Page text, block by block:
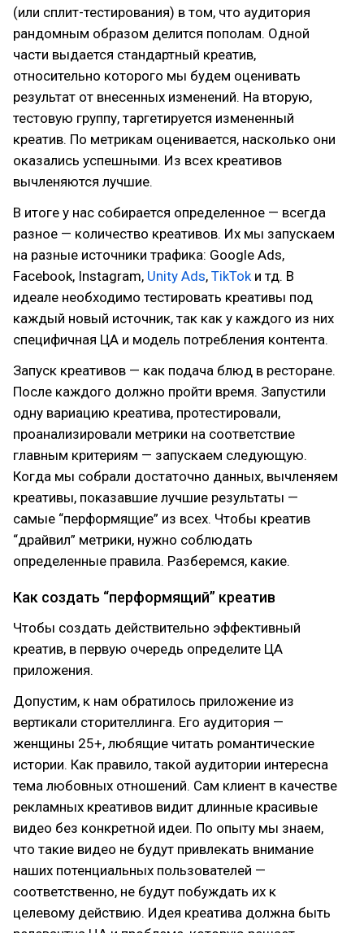
(или сплит-тестирования) в том, что аудитория
рандомным образом делится пополам. Одной
части выдается стандартный креатив,
относительно которого мы будем оценивать
результат от внесенных изменений. На вторую,
тестовую группу, таргетируется измененный
креатив. По метрикам оценивается, насколько они
оказались успешными. Из всех креативов
вычленяются лучшие.
В итоге у нас собирается определенное — всегда
разное — количество креативов. Их мы запускаем
на разные источники трафика: Google Ads,
Facebook, Instagram, Unity Ads, TikTokи тд. В
идеале необходимо тестировать креативы под
каждый новый источник, так как у каждого из них
специфичная ЦА и модель потребления контента.
Запуск креативов — как подача блюд в ресторане.
После каждого должно пройти время. Запустили
одну вариацию креатива, протестировали,
проанализировали метрики на соответствие
главным критериям — запускаем следующую.
Когда мы собрали достаточно данных, вычленяем
креативы, показавшие лучшие результаты —
самые “перформящие” из всех. Чтобы креатив
“драйвил” метрики, нужно соблюдать
определенные правила. Разберемся, какие.
Как создать “перформящий” креатив
Чтобы создать действительно эффективный
креатив, в первую очередь определите ЦА
приложения.
Допустим, к нам обратилось приложение из
вертикали сторителлинга. Его аудитория —
женщины 25+, любящие читать романтические
истории. Как правило, такой аудитории интересна
тема любовных отношений. Сам клиент в качестве
рекламных креативов видит длинные красивые
видео без конкретной идеи. По опыту мы знаем,
что такие видео не будут привлекать внимание
наших потенциальных пользователей —
соответственно, не будут побуждать их к
целевому действию. Идея креатива должна быть